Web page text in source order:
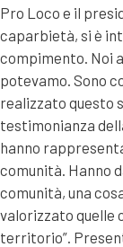
Pro Loco e il
caparbietà, si è
compimento. Noi
potevamo. Sono
realizzato questo
testimonianza
hanno
comunità. Hanno
comunità, una
valorizzato quelle
territorio”.